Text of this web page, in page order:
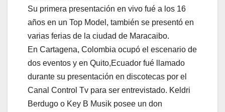
Su primera presentación en vivo fué a los 16
años en un Top Model, también se presentó en
varias ferias de la ciudad de Maracaibo.
En Cartagena, Colombia ocupó el escenario de
dos eventos y en Quito,Ecuador fué llamado
durante su presentación en discotecas por el
Canal Control Tv para ser entrevistado. Keldri
Berdugo o Key B Musik posee un don